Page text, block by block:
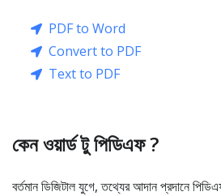
PDF to Word
Convert to PDF
Text to PDF
কেন ওয়ার্ড টু পিডিএফ ?
বর্তমান ডিজিটাল যুগে, তথ্যের আদান প্রদানে